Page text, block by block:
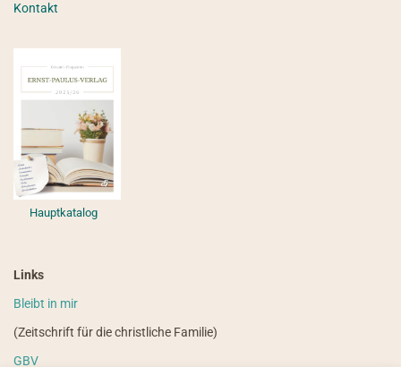
Kontakt
Hauptkatalog
Links
Bleibt in mir
(Zeitschrift für die christliche Familie)
GBV